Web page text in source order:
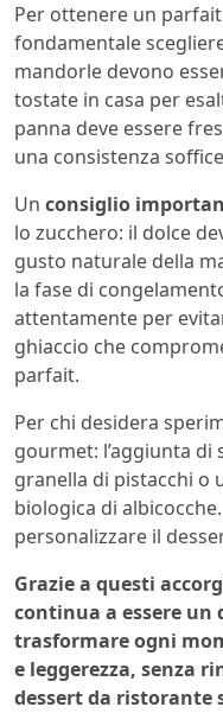
Per ottenere un
fondamentale
mandorle devono
tostate in casa per
panna deve essere
una consistenza
Un consiglio
lo zucchero: il dolce
gusto naturale della
la fase di
attentamente per
ghiaccio che
parfait.
Per chi desidera
gourmet: l’aggiunta
granella di pistacchi o
biologica di
personalizzare il
Grazie a questi
continua a essere un
trasformare ogni
e leggerezza, senza
dessert da ristorante